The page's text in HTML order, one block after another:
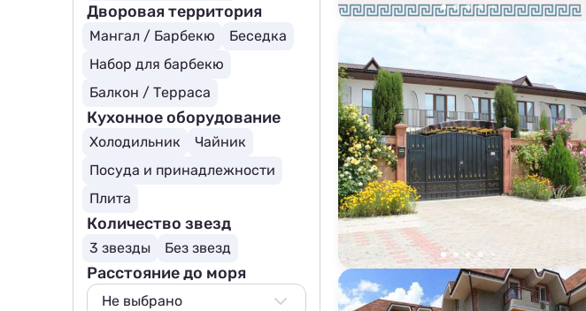
Дворовая территория
Мангал / Барбекю
Беседка
Набор для барбекю
Балкон / Терраса
Кухонное оборудование
Холодильник
Чайник
Посуда и принадлежности
Плита
Количество звезд
3 звезды Без звезд
Расстояние до моря
Не выбрано